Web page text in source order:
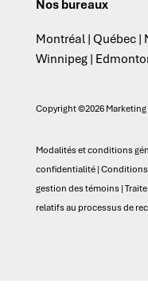
Nos bureaux
Montréal | Québec |
Winnipeg |
Copyright ©2026 Marketing
Modalités et conditions
confidentialité| Conditions
gestion des témoins|
relatifs au processus de